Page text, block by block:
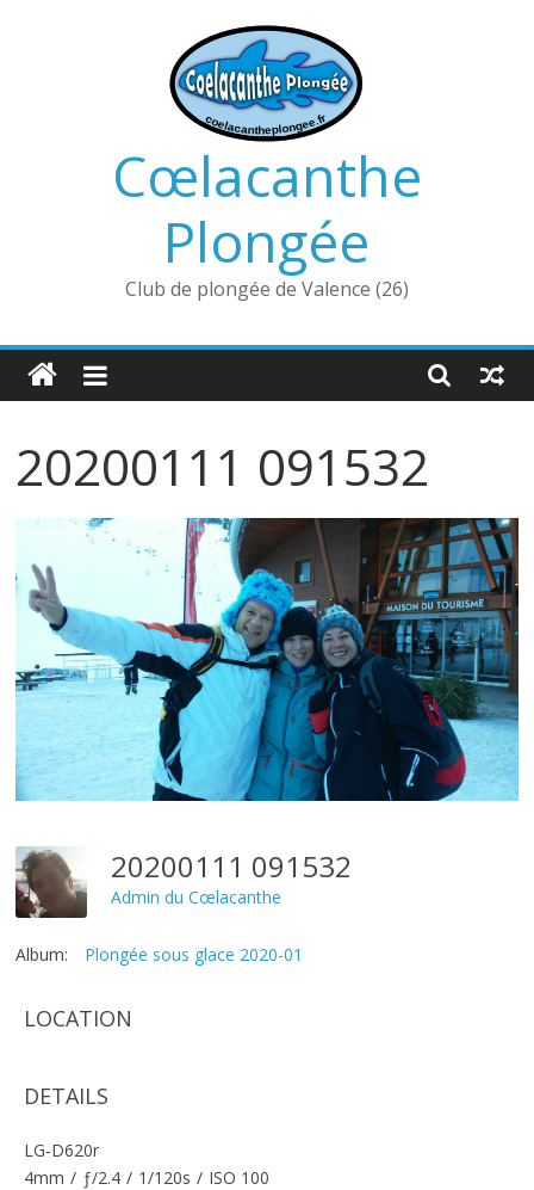
Cœlacanthe
Plongée
Club de plongée de Valence (26)
20200111 091532
20200111 091532
Admin du Cœlacanthe
Album: Plongée sous glace 2020-01
LOCATION
DETAILS
LG-D620r
4mm / ƒ/2.4 / 1/120s / ISO 100